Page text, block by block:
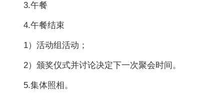
3.午餐
4.午餐结束
1）活动组活动；
2）颁奖仪式并讨论决定下一次聚会时间。
5.集体照相。